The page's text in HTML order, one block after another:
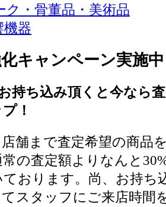
・骨董品・美術品
キャンペーン実施
舗まで査定希望の商品
の査定額よりなんと
おります。尚、お持ち